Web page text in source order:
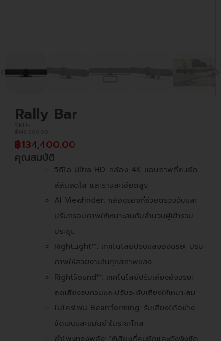
Rally Bar
฿134,400.00
คุณสมบัติ
วิดีโอ Ultra HD: กล้อง 4K มอบภาพที่คมชัด
สีสันสดใส และรายละเอียดสูง
AI Viewfinder: กล้องรองที่ช่วยตรวจจับและ
ปรับกรอบภาพให้เหมาะสมกับจำนวนผู้เข้าร่วม
ประชุม
RightLight™: เทคโนโลยีปรับแสงอัจฉริยะ ปรับ
ภาพให้สวยงามในทุกสภาพแสง
RightSound™: เทคโนโลยีปรับเสียงอัจฉริยะ
ลดเสียงรบกวนและปรับระดับเสียงให้เหมาะสม
ไมโครโฟน Beamforming: รับเสียงได้อย่าง
ชัดเจนและแม่นยำในระยะไกล
ลำโพงทรงพลัง: ให้เสียงที่คมชัดและดังฟังชัด